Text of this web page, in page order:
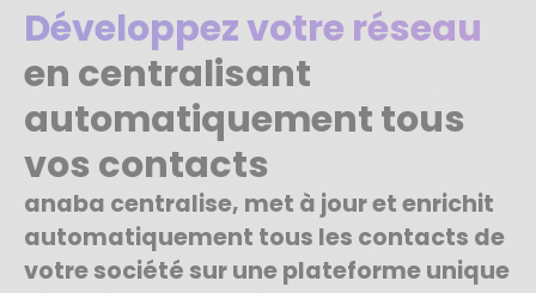
Développez votre réseau
en centralisant
automatiquement tous
vos contacts
anaba centralise, met à jour et enrichit
automatiquement tous les contacts de
votre société sur une plateforme unique